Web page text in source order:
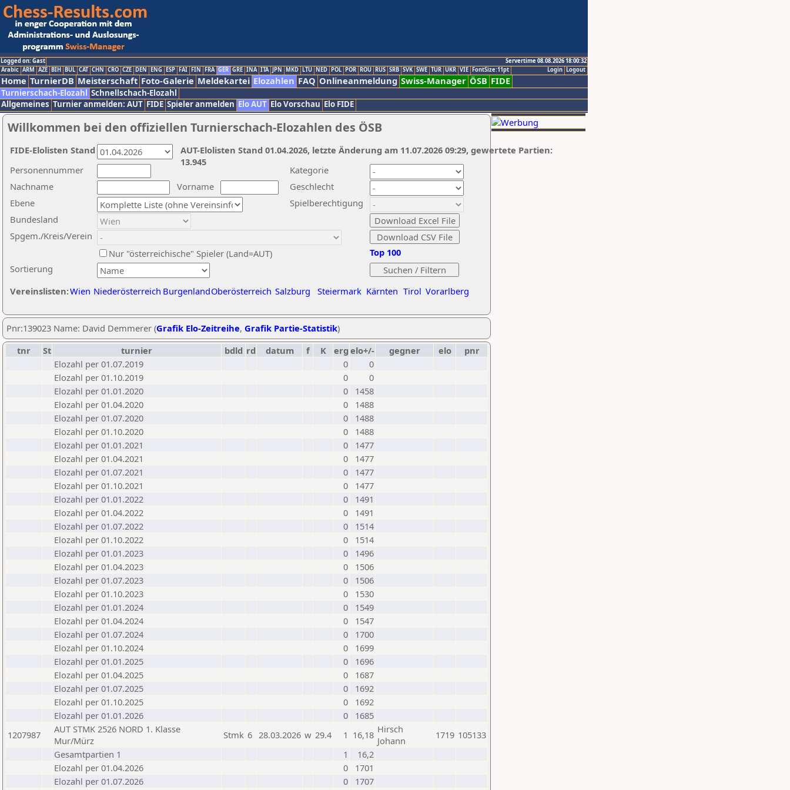
Logged on: Gast
Servertime 08.08.2026 18:00:32
Logout
Login
Arabic ARM AZE BIH BUL CAT CHN CRO CZE DEN ENG ESP FAI FIN FRA GER GRE INA ITA JPN MKD LTU NED POL POR ROU RUS SRB SVK SWE TUR UKR VIE FontSize:11pt
Home TurnierDB Meisterschaft Foto-Galerie Meldekartei Elozahlen FAQ Onlineanmeldung Swiss-Manager ÖSB FIDE
Turnierschach-Elozahl Schnellschach-Elozahl
Allgemeines Turnier anmelden: AUT FIDE Spieler anmelden Elo AUT Elo Vorschau Elo FIDE
Willkommen bei den offiziellen Turnierschach-Elozahlen des ÖSB
Nachname
Vorname
Ebene
Kategorie
Sortierung
Personennummer
Bundesland
Spgem./Kreis/Verein
Geschlecht
Nur "österreichische" Spieler (Land=AUT)
Spielberechtigung
Vereinslisten:Wien Niederösterreich BurgenlandOberösterreich Salzburg Steiermark Kärnten Tirol Vorarlberg
Top 100
AUT-Elolisten Stand 01.04.2026, letzte Änderung am 11.07.2026 09:29, gewertete Partien:
13.945
FIDE-Elolisten Stand
Pnr:139023 Name: David Demmerer (Grafik Elo-Zeitreihe, Grafik Partie-Statistik)
tnr
St turnier bdld rd datum f K erg elo+/- gegner elo
pnr
Elozahl per 01.07.2019
0
0
Elozahl per 01.10.2019
0
0
Elozahl per 01.01.2020
0
1458
Elozahl per 01.04.2020
0
1488
Elozahl per 01.07.2020
0
1488
Elozahl per 01.10.2020
0
1488
Elozahl per 01.01.2021
0
1477
Elozahl per 01.04.2021
0
1477
Elozahl per 01.07.2021
0
1477
Elozahl per 01.10.2021
0
1477
Elozahl per 01.01.2022
0
1491
Elozahl per 01.04.2022
0
1491
Elozahl per 01.07.2022
0
1514
Elozahl per 01.10.2022
0
1514
Elozahl per 01.01.2023
0
1496
Elozahl per 01.04.2023
0
1506
Elozahl per 01.07.2023
0
1506
Elozahl per 01.10.2023
0
1530
Elozahl per 01.01.2024
0
1549
Elozahl per 01.04.2024
0
1547
Elozahl per 01.07.2024
0
1700
Elozahl per 01.10.2024
0
1699
Elozahl per 01.01.2025
0
1696
Elozahl per 01.04.2025
0
1687
Elozahl per 01.07.2025
0
1692
Elozahl per 01.10.2025
0
1692
Elozahl per 01.01.2026
0
1685
1207987
AUT STMK 2526 NORD 1. Klasse
Mur/Mürz
Stmk 6 28.03.2026 w 29.4 1 16,18 Hirsch
Johann
1719 105133
Gesamtpartien 1
1
16,2
Elozahl per 01.04.2026
0
1701
Elozahl per 01.07.2026
0
1707